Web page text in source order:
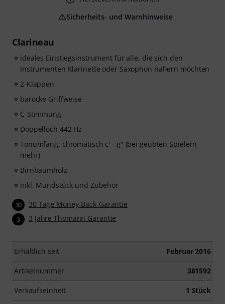
Clarineau
ideales Einstiegsinstrument für alle, die sich den
Instrumenten Klarinette oder Saxophon nähern möchten
2-Klappen
barocke Griffweise
C-Stimmung
Doppelloch 442 Hz
Tonumfang: chromatisch c' - g" (bei geübten Spielern
mehr)
Birnbaumholz
inkl. Mundstück und Zubehör
30 30 Tage Money-Back-Garantie
3 3 Jahre Thomann Garantie
Erhältlich seit Februar 2016
Artikelnummer 381592
Verkaufseinheit 1 Stück
Sicherheits- und Warnhinweise